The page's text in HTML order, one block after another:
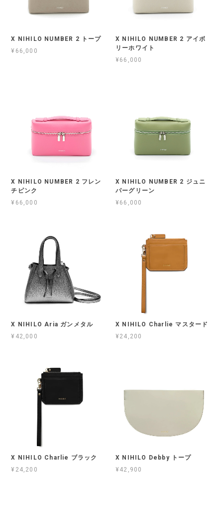
X NIHILO NUMBER 2 トープ
¥66,000
X NIHILO NUMBER 2 アイボ
リーホワイト
¥66,000
X NIHILO NUMBER 2 フレン
チピンク
¥66,000
X NIHILO NUMBER 2 ジュニ
パーグリーン
¥66,000
X NIHILO Aria ガンメタル
¥42,000
X NIHILO Charlie マスタード
¥24,200
X NIHILO Charlie ブラック
¥24,200
X NIHILO Debby トープ
¥42,900